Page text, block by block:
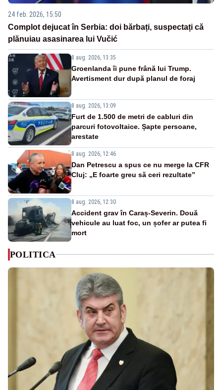
24 feb. 2026, 15:50
Complot dejucat în Serbia: doi bărbați, suspectați că
plănuiau asasinarea lui Vučić
8 aug. 2026, 13:35
Groenlanda îi pune frână lui Trump.
Avertisment dur după planul de foraj
8 aug. 2026, 13:09
Furt de 1.500 de metri de cabluri din
parcuri fotovoltaice. Șapte persoane,
arestate
8 aug. 2026, 12:46
Dan Petrescu a spus ce nu merge la CFR
Cluj: „E foarte greu să ceri rezultate”
8 aug. 2026, 12:30
Accident grav în Caraș-Severin. Două
vehicule au luat foc, un șofer ar putea fi
mort
POLITICA